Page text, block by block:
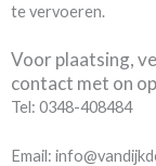
te vervoeren.
Voor plaatsing,
contact met on
Tel: 0348-408484
Email: